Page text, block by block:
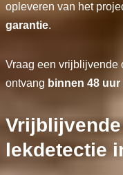
opleveren van het
garantie.
Vraag een vrijblijvende
ontvang binnen 48 uur
lekdetectie